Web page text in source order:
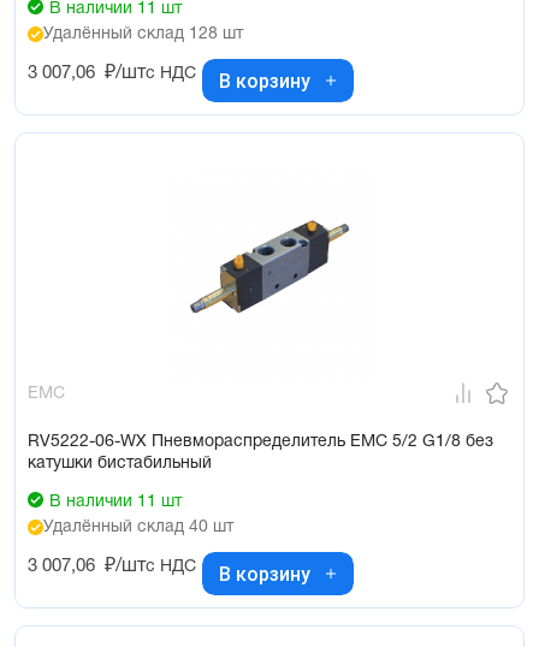
В наличии 11 шт
Удалённый склад 128 шт
3 007,06 ₽/штс НДС В корзину
EMC
RV5222-06-WX Пневмораспределитель EMC 5/2 G1/8 без
катушки бистабильный
В наличии 11 шт
Удалённый склад 40 шт
3 007,06 ₽/штс НДС В корзину